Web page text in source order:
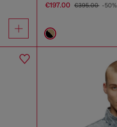
€197.00 €395.00 -50%